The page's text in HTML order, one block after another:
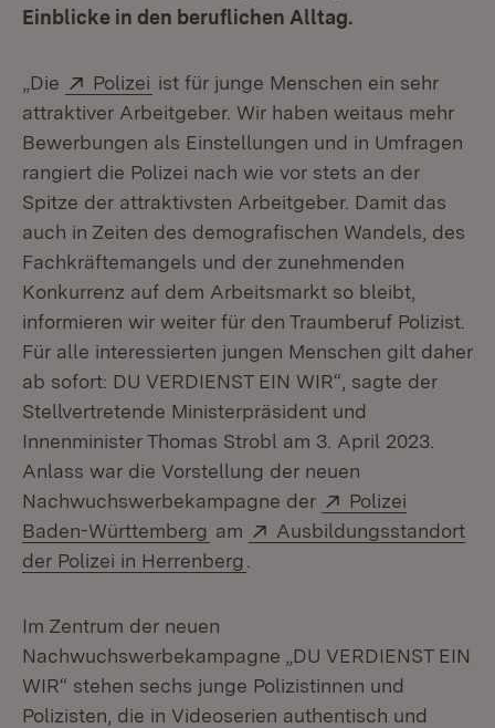
Einblicke in den beruflichen Alltag.
„Die Extern:
Polizei (Öffnet in neuem Fenster)
ist für junge Menschen ein sehr
attraktiver Arbeitgeber. Wir haben weitaus mehr
Bewerbungen als Einstellungen und in Umfragen
rangiert die Polizei nach wie vor stets an der
Spitze der attraktivsten Arbeitgeber. Damit das
auch in Zeiten des demografischen Wandels, des
Fachkräftemangels und der zunehmenden
Konkurrenz auf dem Arbeitsmarkt so bleibt,
informieren wir weiter für den Traumberuf Polizist.
Für alle interessierten jungen Menschen gilt daher
ab sofort: DU VERDIENST EIN WIR“, sagte der
Stellvertretende Ministerpräsident und
Innenminister Thomas Strobl am 3. April 2023.
Anlass war die Vorstellung der neuen
Nachwuchswerbekampagne der
Extern:
Polizei
Baden-Württemberg (Öffnet in neuem Fenster)
am Extern:
Ausbildungsstandort
der Polizei in Herrenberg
Im Zentrum der neuen
Nachwuchswerbekampagne „DU VERDIENST EIN
WIR“ stehen sechs junge Polizistinnen und
Polizisten, die in Videoserien authentisch und